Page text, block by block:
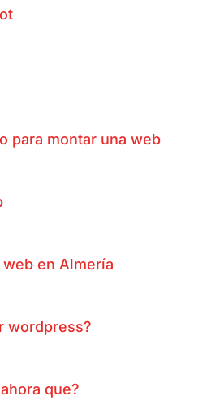
para montar una web
en Almería
wordpress?
que?